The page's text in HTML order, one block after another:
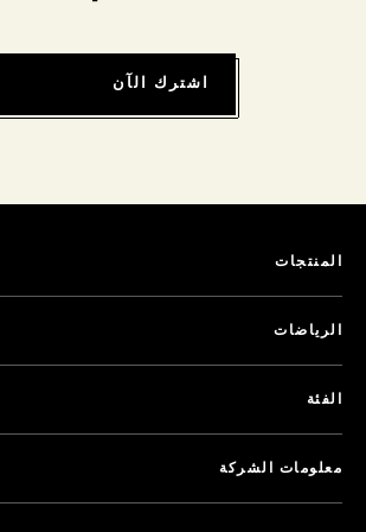
اشترك الآن
المنتجات
الرياضات
الفئة
معلومات الشركة